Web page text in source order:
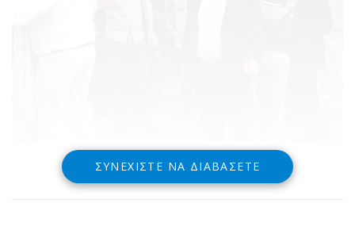
ΣΥΝΕΧΊΣΤΕ ΝΑ ΔΙΑΒΆΣΕΤΕ